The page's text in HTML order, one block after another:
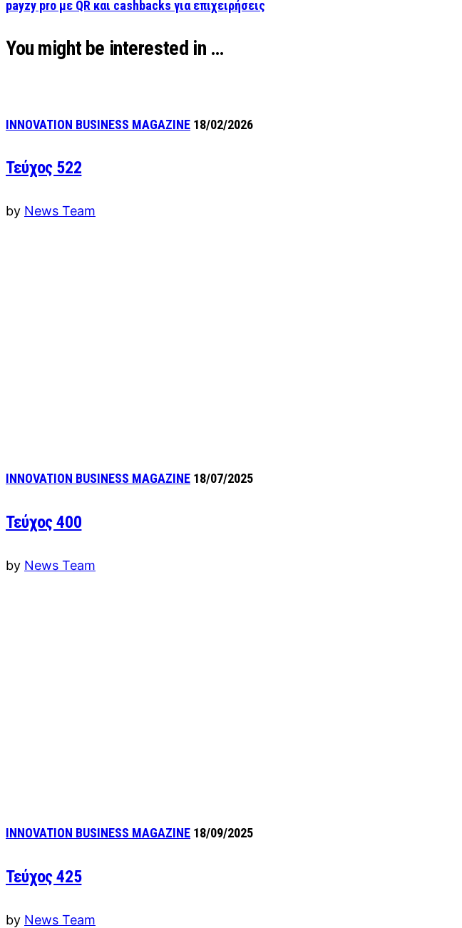
payzy pro με QR και cashbacks για επιχειρήσεις
You might be interested in …
INNOVATION BUSINESS MAGAZINE 18/02/2026
Τεύχος 522
by News Team
INNOVATION BUSINESS MAGAZINE 18/07/2025
Τεύχος 400
by News Team
INNOVATION BUSINESS MAGAZINE 18/09/2025
Τεύχος 425
by News Team